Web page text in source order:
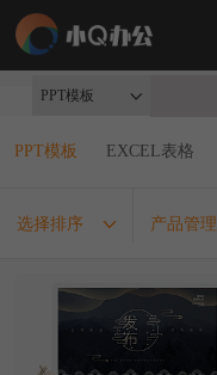
PPT模板
PPT模板 EXCEL表格
选择排序 产品管理